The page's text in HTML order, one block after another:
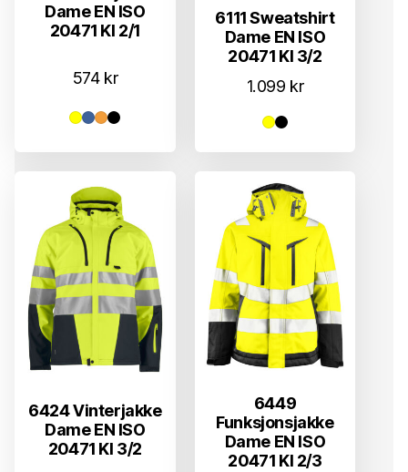
Dame EN ISO
20471 Kl 2/1
574 kr
6111 Sweatshirt
Dame EN ISO
20471 Kl 3/2
1.099 kr
6424 Vinterjakke
Dame EN ISO
20471 Kl 3/2
6449
Funksjonsjakke
Dame EN ISO
20471 Kl 2/3